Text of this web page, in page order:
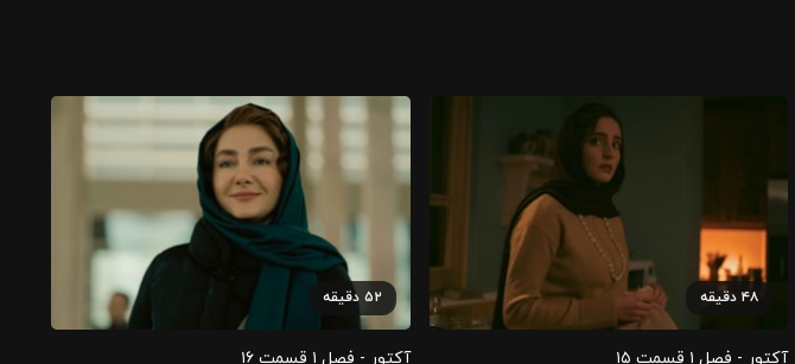
۴۸ دقیقه
آکتور - فصل ۱ قسمت ‍۱۵
۵۲ دقیقه
آکتور - فصل ۱ قسمت ‍۱۶